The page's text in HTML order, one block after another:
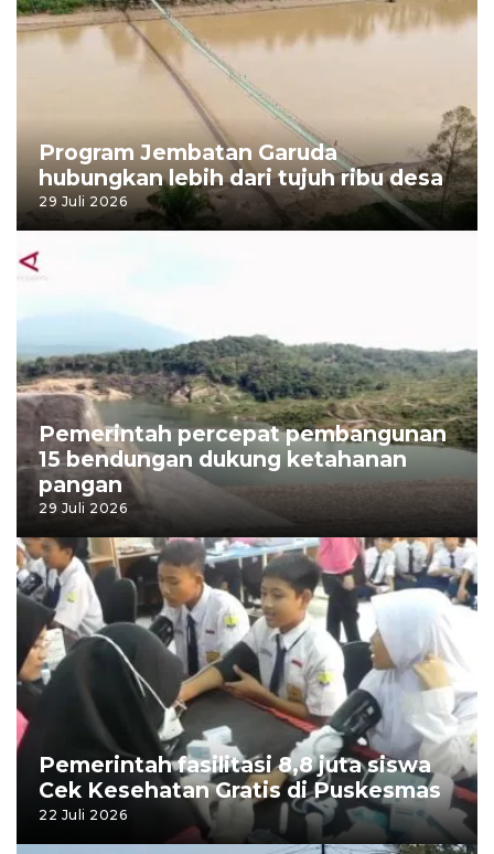
Program Jembatan Garuda
hubungkan lebih dari tujuh ribu desa
29 Juli 2026
Pemerintah percepat pembangunan
15 bendungan dukung ketahanan
pangan
29 Juli 2026
Pemerintah fasilitasi 8,8 juta siswa
Cek Kesehatan Gratis di Puskesmas
22 Juli 2026